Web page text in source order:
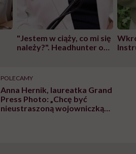
"Jestem w ciąży, co mi się
należy?". Headhunter o
pracy
POLECAMY
Anna Hernik, laureatka Grand
Press Photo: „Chcę być
nieustraszoną wojowniczką